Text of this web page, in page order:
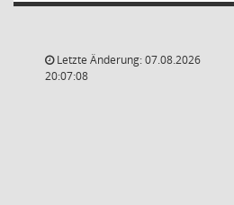
Letzte Änderung: 07.08.2026
20:07:08